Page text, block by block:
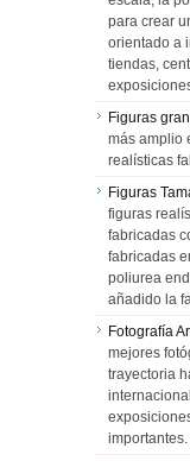
para crear
orientado a
tiendas,
Figuras
más amplio
realísticas
Figuras
figuras
fabricadas
fabricadas
poliurea
añadido la
Fotografía
mejores
trayectoria
importantes.